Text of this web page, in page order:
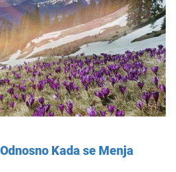
Kada se Menja